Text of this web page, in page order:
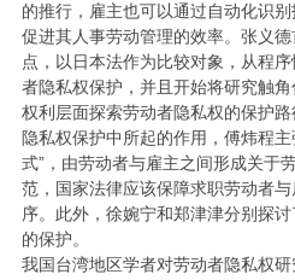
的推行，雇主也可以通过自动化识
促进其人事劳动管理的效率。张义
点，以日本法作为比较对象，从程
者隐私权保护，并且开始将研究触
权利层面探索劳动者隐私权的保护
隐私权保护中所起的作用，傅炜程
式”，由劳动者与雇主之间形成关于
范，国家法律应该保障求职劳动者
序。此外，徐婉宁和郑津津分别探
的保护。
我国台湾地区学者对劳动者隐私权